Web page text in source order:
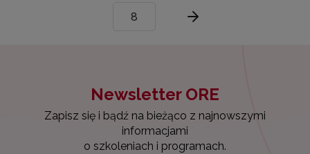
8
Newsletter ORE
Zapisz się i bądź na bieżąco z najnowszymi
informacjami
o szkoleniach i programach.